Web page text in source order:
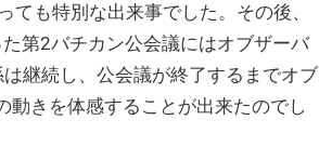
も特別な出来事でした。その後、
第2バチカン公会議にはオブザーバ
継続し、公会議が終了するまでオブ
きを体感することが出来たのでし